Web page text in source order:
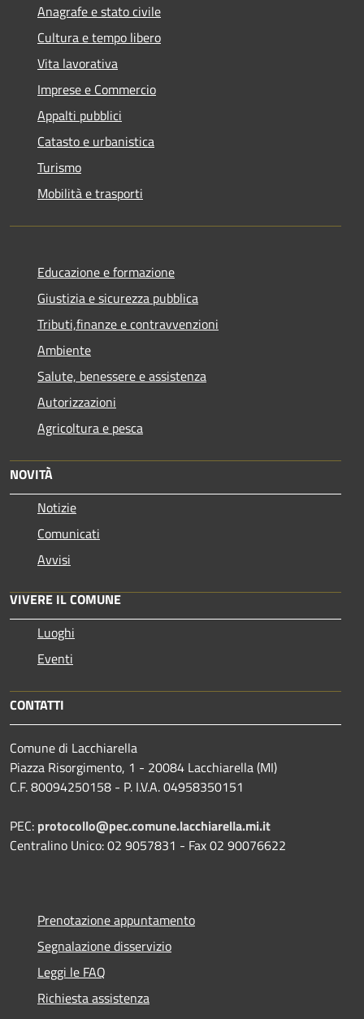
Anagrafe e stato civile
Cultura e tempo libero
Vita lavorativa
Imprese e Commercio
Appalti pubblici
Catasto e urbanistica
Turismo
Mobilità e trasporti
Educazione e formazione
Giustizia e sicurezza pubblica
Tributi,finanze e contravvenzioni
Ambiente
Salute, benessere e assistenza
Autorizzazioni
Agricoltura e pesca
NOVITÀ
Notizie
Comunicati
Avvisi
VIVERE IL COMUNE
Luoghi
Eventi
CONTATTI
Comune di Lacchiarella
Piazza Risorgimento, 1 - 20084 Lacchiarella (MI)
C.F. 80094250158 - P. I.V.A. 04958350151
PEC: protocollo@pec.comune.lacchiarella.mi.it
Centralino Unico: 02 9057831 - Fax 02 90076622
Prenotazione appuntamento
Segnalazione disservizio
Leggi le FAQ
Richiesta assistenza